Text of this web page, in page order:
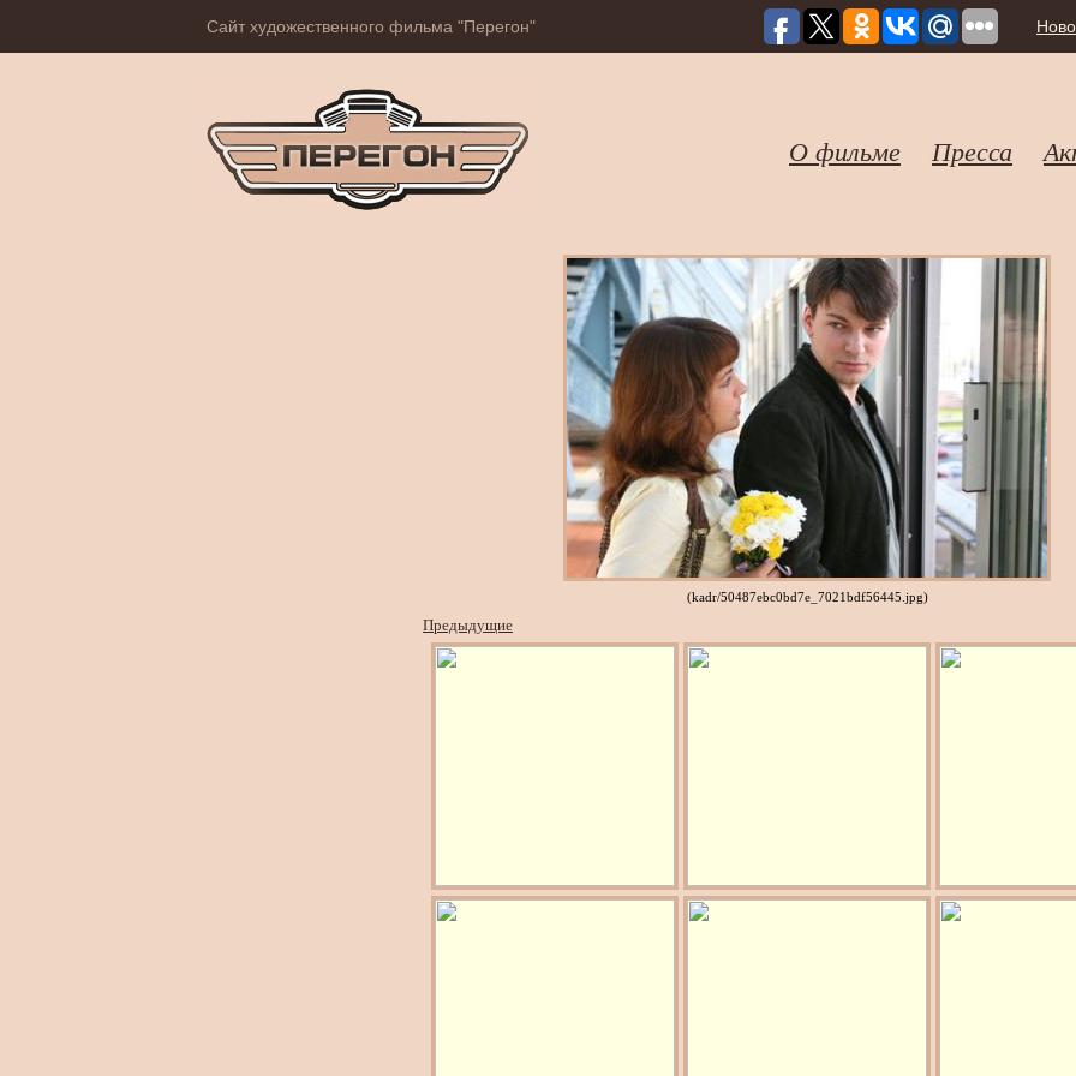
Сайт художественного фильма "Перегон"
О фильме Пресса
(kadr/50487ebc0bd7e_7021bdf56445.jpg)
Предыдущие